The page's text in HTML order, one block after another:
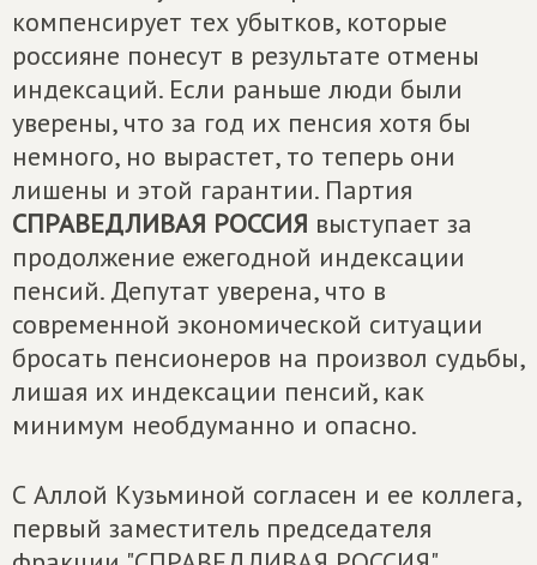
компенсирует тех убытков, которые
россияне понесут в результате отмены
индексаций. Если раньше люди были
уверены, что за год их пенсия хотя бы
немного, но вырастет, то теперь они
лишены и этой гарантии. Партия
СПРАВЕДЛИВАЯ РОССИЯ выступает за
продолжение ежегодной индексации
пенсий. Депутат уверена, что в
современной экономической ситуации
бросать пенсионеров на произвол судьбы,
лишая их индексации пенсий, как
минимум необдуманно и опасно.
С Аллой Кузьминой согласен и ее коллега,
первый заместитель председателя